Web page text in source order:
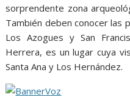
sorprendente zona
También deben conocer las
Los Azogues y San
Herrera, es un lugar cuya
Santa Ana y Los Hernández.